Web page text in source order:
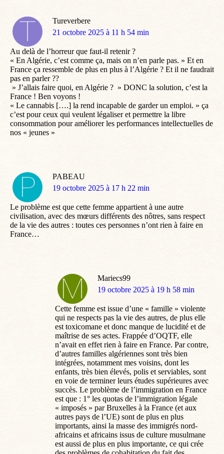
Tureverbere
dit
21 octobre 2025 à 11 h 54 min
Au delà de l’horreur que faut-il retenir ?
« En Algérie, c’est comme ça, mais on n’en parle pas. » Et en
France ça ressemble de plus en plus à l’Algérie ? Et il ne faudrait
pas en parler ??
» J’allais faire quoi, en Algérie ? » DONC la solution, c’est la
France ! Ben voyons !
« Le cannabis [….] la rend incapable de garder un emploi. » ça
c’est pour ceux qui veulent légaliser et permettre la libre
consommation pour améliorer les performances intellectuelles de
nos « jeunes »
PABEAU
dit
19 octobre 2025 à 17 h 22 min
Le problème est que cette femme appartient à une autre
civilisation, avec des mœurs différents des nôtres, sans respect
de la vie des autres : toutes ces personnes n’ont rien à faire en
France…
Mariecs99
dit
19 octobre 2025 à 19 h 58 min
Cette femme est issue d’une « famille » violente
qui ne respects pas la vie des autres, de plus elle
est toxicomane et donc manque de lucidité et de
maîtrise de ses actes. Frappée d’OQTF, elle
n’avait en effet rien à faire en France. Par contre,
d’autres familles algériennes sont très bien
intégrées, notamment mes voisins, dont les
enfants, très bien élevés, polis et serviables, sont
en voie de terminer leurs études supérieures avec
succès. Le problème de l’immigration en France
est que : 1° les quotas de l’immigration légale
« imposés » par Bruxelles à la France (et aux
autres pays de l’UE) sont de plus en plus
importants, ainsi la masse des immigrés nord-
africains et africains issus de culture musulmane
est aussi de plus en plus importante, ce qui crée